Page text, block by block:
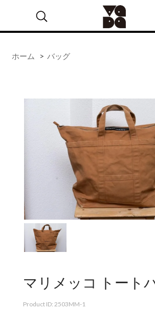
ホーム > バッグ
マリメッコ トート
Product ID: 2503MM-1